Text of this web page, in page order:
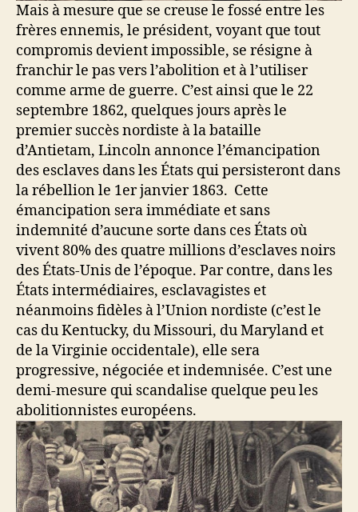
Mais à mesure que se creuse le fossé entre les
frères ennemis, le président, voyant que tout
compromis devient impossible, se résigne à
franchir le pas vers l’abolition et à l’utiliser
comme arme de guerre. C’est ainsi que le 22
septembre 1862, quelques jours après le
premier succès nordiste à la bataille
d’Antietam, Lincoln annonce l’émancipation
des esclaves dans les États qui persisteront dans
la rébellion le 1er janvier 1863. Cette
émancipation sera immédiate et sans
indemnité d’aucune sorte dans ces États où
vivent 80% des quatre millions d’esclaves noirs
des États-Unis de l’époque. Par contre, dans les
États intermédiaires, esclavagistes et
néanmoins fidèles à l’Union nordiste (c’est le
cas du Kentucky, du Missouri, du Maryland et
de la Virginie occidentale), elle sera
progressive, négociée et indemnisée. C’est une
demi-mesure qui scandalise quelque peu les
abolitionnistes européens.